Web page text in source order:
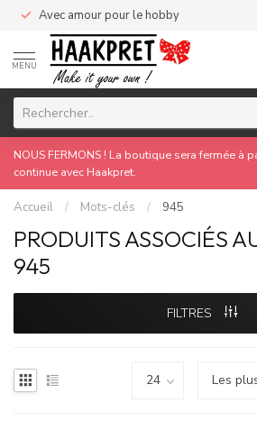
Avec amour pour le hobby
MENU
NOUS FERMONS ! La boutique sera fermée à
continue avec Haakpret.
Accueil / Mots-clés / 945
PRODUITS ASSOCIÉS
945
FILTRES